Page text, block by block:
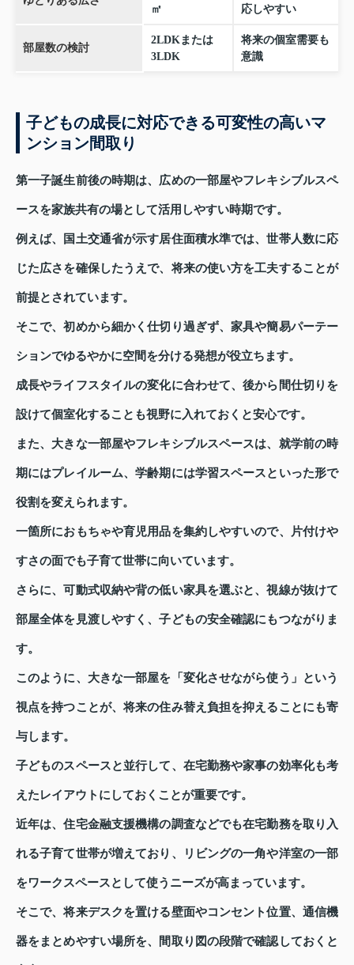
㎡
応しやすい
部屋数の検討
2LDKまたは
3LDK
将来の個室需要も
意識
子どもの成長に対応できる可変性の高いマ
ンション間取り
第一子誕生前後の時期は、広めの一部屋やフレキシブルスペ
ースを家族共有の場として活用しやすい時期です。
例えば、国土交通省が示す居住面積水準では、世帯人数に応
じた広さを確保したうえで、将来の使い方を工夫することが
前提とされています。
そこで、初めから細かく仕切り過ぎず、家具や簡易パーテー
ションでゆるやかに空間を分ける発想が役立ちます。
成長やライフスタイルの変化に合わせて、後から間仕切りを
設けて個室化することも視野に入れておくと安心です。
また、大きな一部屋やフレキシブルスペースは、就学前の時
期にはプレイルーム、学齢期には学習スペースといった形で
役割を変えられます。
一箇所におもちゃや育児用品を集約しやすいので、片付けや
すさの面でも子育て世帯に向いています。
さらに、可動式収納や背の低い家具を選ぶと、視線が抜けて
部屋全体を見渡しやすく、子どもの安全確認にもつながりま
す。
このように、大きな一部屋を「変化させながら使う」という
視点を持つことが、将来の住み替え負担を抑えることにも寄
与します。
子どものスペースと並行して、在宅勤務や家事の効率化も考
えたレイアウトにしておくことが重要です。
近年は、住宅金融支援機構の調査などでも在宅勤務を取り入
れる子育て世帯が増えており、リビングの一角や洋室の一部
をワークスペースとして使うニーズが高まっています。
そこで、将来デスクを置ける壁面やコンセント位置、通信機
器をまとめやすい場所を、間取り図の段階で確認しておくと